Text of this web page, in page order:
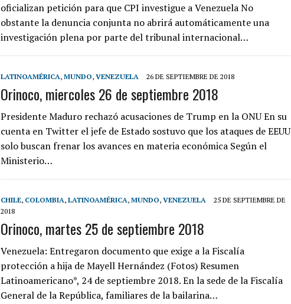
oficializan petición para que CPI investigue a Venezuela No
obstante la denuncia conjunta no abrirá automáticamente una
investigación plena por parte del tribunal internacional…
LATINOAMÉRICA, MUNDO, VENEZUELA 26 DE SEPTIEMBRE DE 2018
Orinoco, miercoles 26 de septiembre 2018
Presidente Maduro rechazó acusaciones de Trump en la ONU En su
cuenta en Twitter el jefe de Estado sostuvo que los ataques de EEUU
solo buscan frenar los avances en materia económica Según el
Ministerio…
CHILE, COLOMBIA, LATINOAMÉRICA, MUNDO, VENEZUELA
25 DE SEPTIEMBRE DE
2018
Orinoco, martes 25 de septiembre 2018
Venezuela: Entregaron documento que exige a la Fiscalía
protección a hija de Mayell Hernández (Fotos) Resumen
Latinoamericano*, 24 de septiembre 2018. En la sede de la Fiscalía
General de la República, familiares de la bailarina…